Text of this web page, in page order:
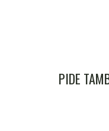
PIDE